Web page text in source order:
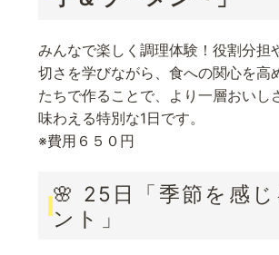
みんなで楽しく調理体験！役割分担
切さを学びながら、食への関心を高
たちで作ることで、より一層おいし
味わえる特別な1日です。
※費用６５０円
🌸 25日「季節を感じ
ント」